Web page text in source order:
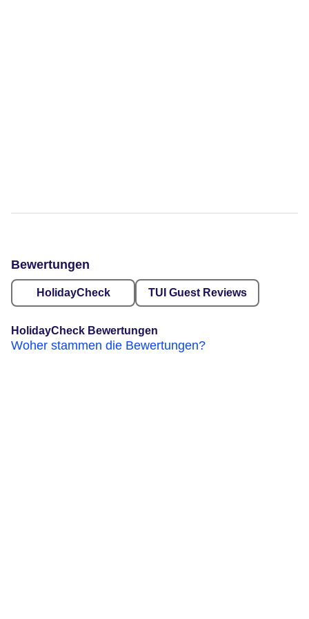
Bewertungen
HolidayCheck TUI Guest Reviews
HolidayCheck Bewertungen
Woher stammen die Bewertungen?